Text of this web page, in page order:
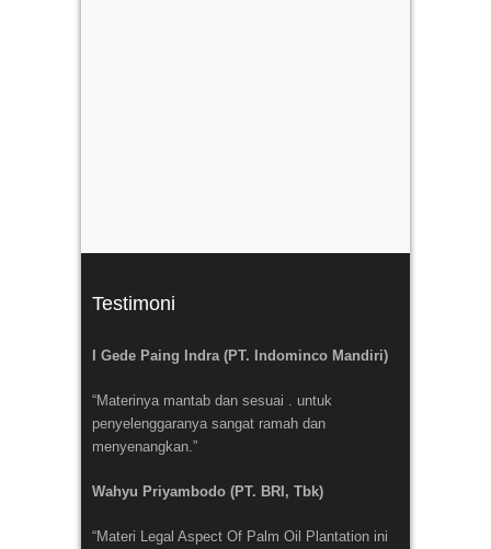
Testimoni
I Gede Paing Indra (PT. Indominco Mandiri)
“Materinya mantab dan sesuai . untuk
penyelenggaranya sangat ramah dan
menyenangkan.”
Wahyu Priyambodo (PT. BRI, Tbk)
“Materi Legal Aspect Of Palm Oil Plantation ini